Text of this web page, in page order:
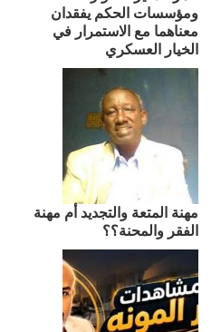
ومؤسسات الحكم يفقدان
معناهما مع الاستمرار في
الخيار العسكري
مهنة المتعة والتجديد أم مهنة
الفقر والمحنة؟؟